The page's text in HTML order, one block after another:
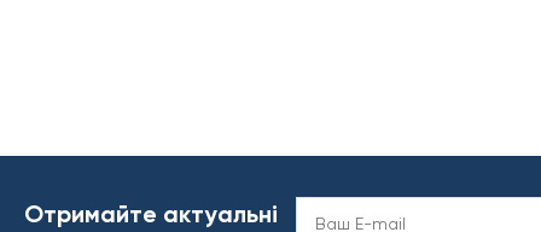
Отримайте актуальні